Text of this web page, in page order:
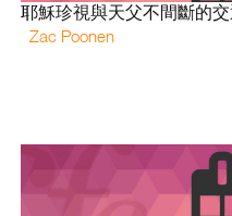
耶穌珍視與天父不間斷的交
Zac Poonen